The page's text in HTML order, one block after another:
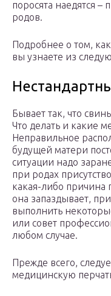
поросята наедятся –
родов.
Подробнее о том,
вы узнаете из
Бывает так, что
Что делать и какие
Неправильное
будущей матери
ситуации надо
при родах
какая-либо
она запаздывает,
выполнить
или совет
любом случае.
Прежде всего,
медицинскую